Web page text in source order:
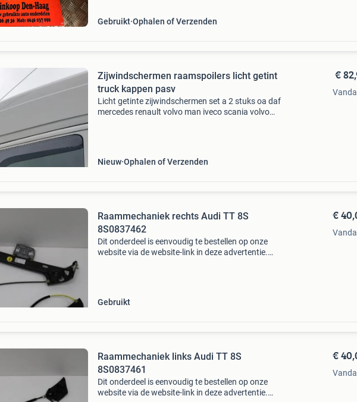
Gebruikt Ophalen of Verzenden
Zijwindschermen raamspoilers licht getint
truck kappen pasv
Licht getinte zijwindschermen set a 2 stuks oa daf
mercedes renault volvo man iveco scania volvo
Nieuw Ophalen of Verzenden
€
Raammechaniek rechts Audi TT 8S
8S0837462
Dit onderdeel is eenvoudig te bestellen op onze
website via de website-link in deze advertentie.
Gebruikt
€
Raammechaniek links Audi TT 8S
8S0837461
Dit onderdeel is eenvoudig te bestellen op onze
website via de website-link in deze advertentie.
€